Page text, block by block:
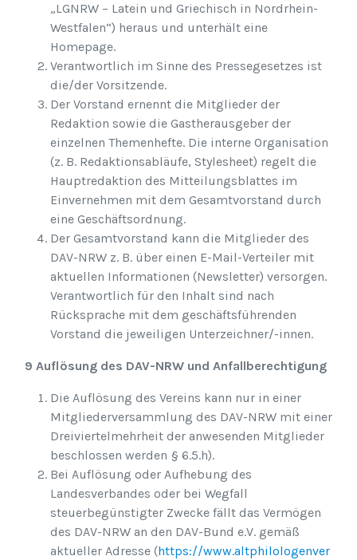
„LGNRW – Latein und Griechisch in Nordrhein-
Westfalen“) heraus und unterhält eine
Homepage.
Verantwortlich im Sinne des Pressegesetzes ist
die/der Vorsitzende.
Der Vorstand ernennt die Mitglieder der
Redaktion sowie die Gastherausgeber der
einzelnen Themenhefte. Die interne Organisation
(z. B. Redaktionsabläufe, Stylesheet) regelt die
Hauptredaktion des Mitteilungsblattes im
Einvernehmen mit dem Gesamtvorstand durch
eine Geschäftsordnung.
Der Gesamtvorstand kann die Mitglieder des
DAV-NRW z. B. über einen E-Mail-Verteiler mit
aktuellen Informationen (Newsletter) versorgen.
Verantwortlich für den Inhalt sind nach
Rücksprache mit dem geschäftsführenden
Vorstand die jeweiligen Unterzeichner/-innen.
9 Auflösung des DAV-NRW und Anfallberechtigung
Die Auflösung des Vereins kann nur in einer
Mitgliederversammlung des DAV-NRW mit einer
Dreiviertelmehrheit der anwesenden Mitglieder
beschlossen werden § 6.5.h).
Bei Auflösung oder Aufhebung des
Landesverbandes oder bei Wegfall
steuerbegünstigter Zwecke fällt das Vermögen
des DAV-NRW an den DAV-Bund e.V. gemäß
aktueller Adresse (https://www.altphilologenver